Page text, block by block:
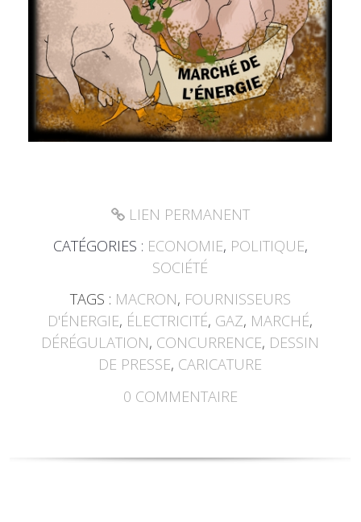
LIEN PERMANENT
CATÉGORIES : ECONOMIE, POLITIQUE,
SOCIÉTÉ
TAGS : MACRON, FOURNISSEURS
D'ÉNERGIE, ÉLECTRICITÉ, GAZ, MARCHÉ,
DÉRÉGULATION, CONCURRENCE, DESSIN
DE PRESSE, CARICATURE
0 COMMENTAIRE